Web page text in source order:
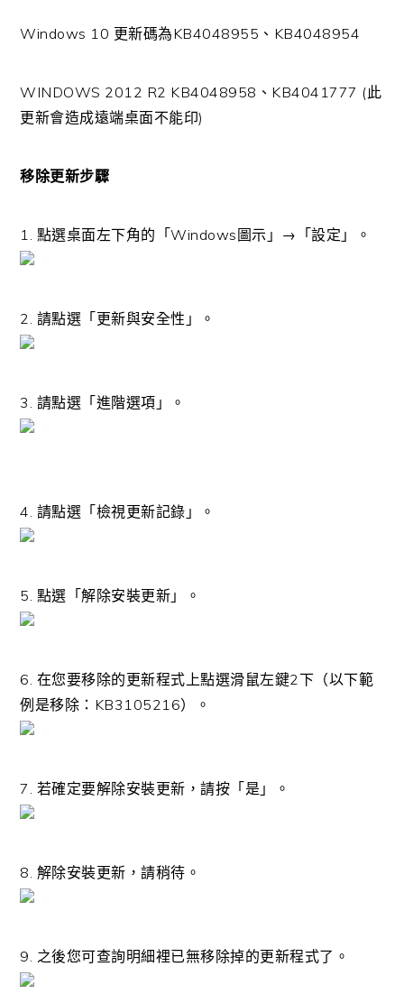
Windows 10 更新碼為KB4048955、KB4048954
WINDOWS 2012 R2 KB4048958、KB4041777 (此
更新會造成遠端桌面不能印)
移除更新步驟
1. 點選桌面左下角的「Windows圖示」→「設定」。
2. 請點選「更新與安全性」。
3. 請點選「進階選項」。
4. 請點選「檢視更新記錄」。
5. 點選「解除安裝更新」。
6. 在您要移除的更新程式上點選滑鼠左鍵2下（以下範
例是移除：KB3105216）。
7. 若確定要解除安裝更新，請按「是」。
8. 解除安裝更新，請稍待。
9. 之後您可查詢明細裡已無移除掉的更新程式了。